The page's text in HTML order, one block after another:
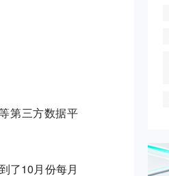
第三方数据平
了10月份每月